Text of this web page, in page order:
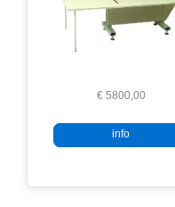
€ 5800,00
info